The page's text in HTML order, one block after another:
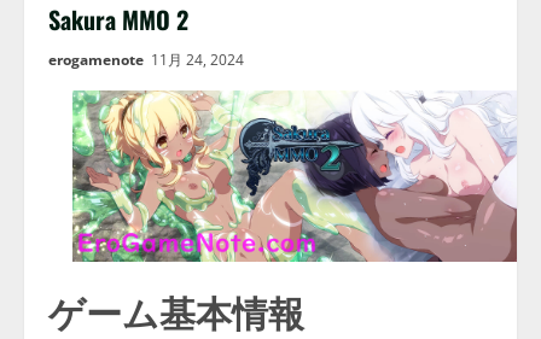
Sakura MMO 2
erogamenote 11月 24, 2024
ゲーム基本情報